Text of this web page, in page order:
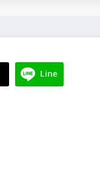
Line